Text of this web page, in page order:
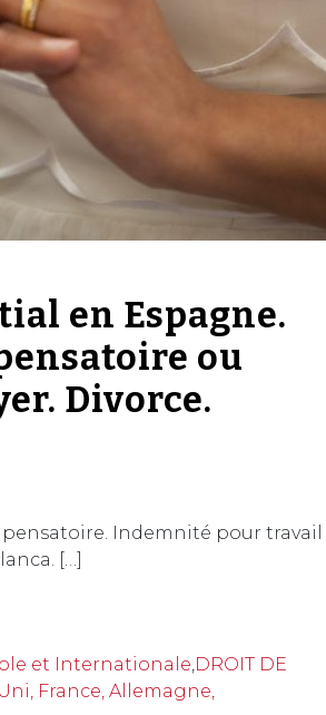
en Espagne.
ou
Divorce.
Indemnité pour travail
[…]
et Internationale,DROIT DE
France, Allemagne,